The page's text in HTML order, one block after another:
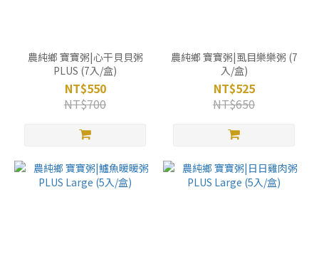
農純鄉 寶寶粥|心干貝貝粥
PLUS (7入/盒)
NT$550
NT$700
農純鄉 寶寶粥|虱目樂樂粥 (7
入/盒)
NT$525
NT$650